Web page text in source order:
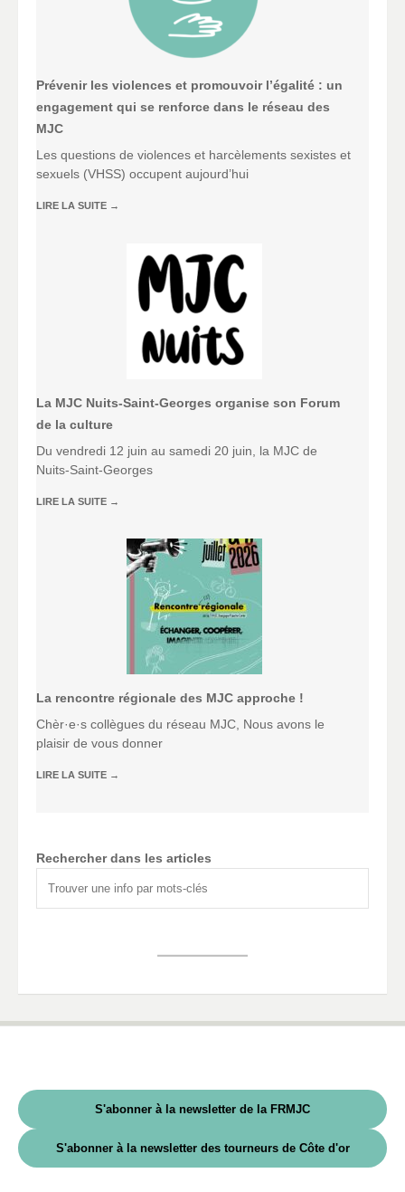
Prévenir les violences et promouvoir l’égalité : un
engagement qui se renforce dans le réseau des
MJC
Les questions de violences et harcèlements sexistes et
sexuels (VHSS) occupent aujourd’hui
LIRE LA SUITE →
La MJC Nuits-Saint-Georges organise son Forum
de la culture
Du vendredi 12 juin au samedi 20 juin, la MJC de
Nuits-Saint-Georges
LIRE LA SUITE →
La rencontre régionale des MJC approche !
Chèr·e·s collègues du réseau MJC, Nous avons le
plaisir de vous donner
LIRE LA SUITE →
Rechercher dans les articles
S'abonner à la newsletter de la FRMJC
S'abonner à la newsletter des tourneurs de Côte d'or